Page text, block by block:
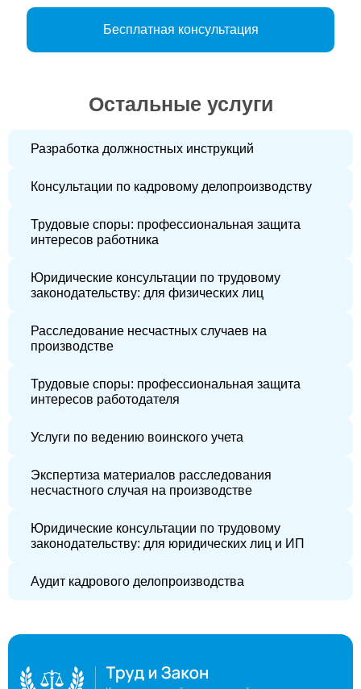
Бесплатная консультация
Остальные услуги
Разработка должностных инструкций
Консультации по кадровому делопроизводству
Трудовые споры: профессиональная защита
интересов работника
Юридические консультации по трудовому
законодательству: для физических лиц
Расследование несчастных случаев на
производстве
Трудовые споры: профессиональная защита
интересов работодателя
Услуги по ведению воинского учета
Экспертиза материалов расследования
несчастного случая на производстве
Юридические консультации по трудовому
законодательству: для юридических лиц и ИП
Аудит кадрового делопроизводства